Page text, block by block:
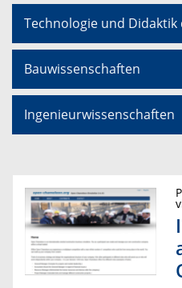
Technologie und Didaktik
Bauwissenschaften
Ingenieurwissenschaften